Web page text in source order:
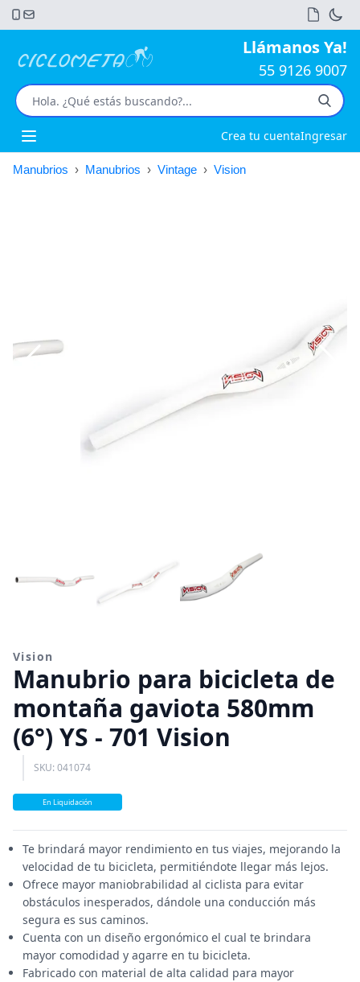
Llámanos Ya!
55 9126 9007
Open main menu Crea tu cuentaIngresar
Manubrios › Manubrios › Vintage › Vision
Vision
Manubrio para bicicleta de
montaña gaviota 580mm
(6°) YS - 701 Vision
SKU: 041074
En Liquidación
Te brindará mayor rendimiento en tus viajes, mejorando la
velocidad de tu bicicleta, permitiéndote llegar más lejos.
Ofrece mayor maniobrabilidad al ciclista para evitar
obstáculos inesperados, dándole una conducción más
segura es sus caminos.
Cuenta con un diseño ergonómico el cual te brindara
mayor comodidad y agarre en tu bicicleta.
Fabricado con material de alta calidad para mayor